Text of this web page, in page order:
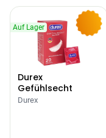
Testzentrum
&
Gesundheit
Products
ARZNEIMITTEL &
-9%
Auf Lager
Durex
Gefühlsecht
Classic Kondome
Durex